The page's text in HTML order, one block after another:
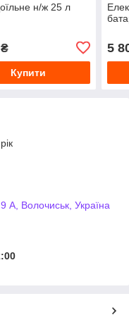
н/ж 25 л
Купити
5
А, Волочиськ, Україна